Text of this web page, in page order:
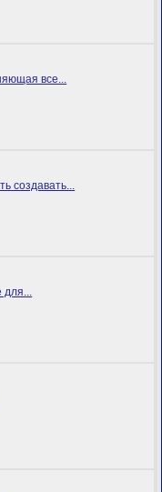
все...
создавать...
для...